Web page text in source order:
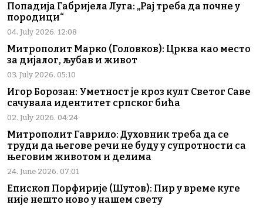
Попадија Габријела Луга: „Рај треба да почне у
породици“
04. July 2026. 12:08
Митрополит Марко (Головков): Црква као место
за дијалог, љубав и живот
03. July 2026. 05:10
Игор Борозан: Уметност је кроз култ Светог Саве
сачувала идентитет српског бића
02. July 2026. 04:24
Митрополит Гаврило: Духовник треба да се
труди да његове речи не буду у супротности са
његовим животом и делима
24. June 2026. 07:01
Епископ Порфирије (Шутов): Пир у време куге
није нешто ново у нашем свету